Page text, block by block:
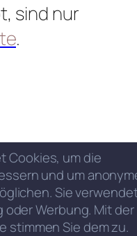
sind nur
.
Cookies, um die
und um
Sie
Werbung. Mit der
stimmen Sie dem zu.